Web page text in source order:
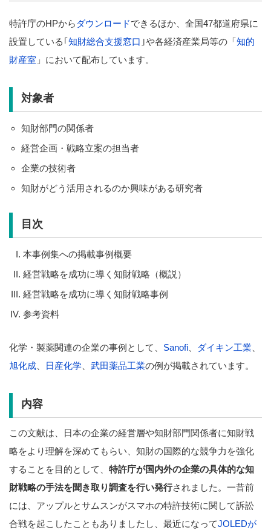
特許庁のHPから ダウンロードできるほか、全国47都道府県に
設置している｢知財総合支援窓口 ｣や各経済産業局等の「知的
財産室 」において配布しています。
対象者
知財部門の関係者
経営企画・戦略立案の担当者
企業の技術者
知財がどう活用されるのか興味がある研究者
目次
本事例集への掲載事例概要
経営戦略を成功に導く知財戦略（概説）
経営戦略を成功に導く知財戦略事例
参考資料
化学・製薬関連の企業の事例として、 Sanofi ダイキン工業
旭化成
日産化学 武田薬品工業の例が掲載されています。
内容
この文献は、日本の企業の経営層や知財部門関係者に知財戦
略をより理解を深めてもらい、知財の国際的な競争力を強化
することを目的として、 特許庁が国内外の企業の具体的な知
財戦略の手法を聞き取り調査を行い発行されました。一昔前
には、アップルとサムスンがスマホの特許技術に関して訴訟
合戦を起こしたこともありましたし、最近になってJOLEDが